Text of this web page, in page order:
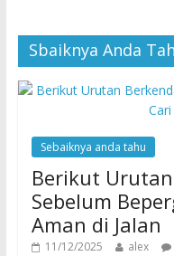
Sbaiknya Anda
Sebaiknya anda tahu
Berikut
Sebelum
Aman di Jalan
11/12/2025 alex